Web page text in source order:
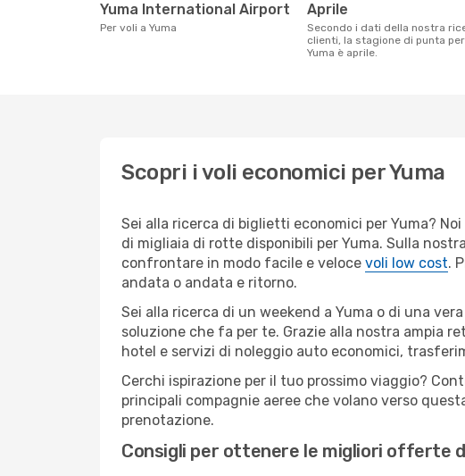
Yuma International Airport
Per voli a Yuma
aprile
Secondo i dati della nostra ricerca
clienti, la stagione di punta
Yuma è aprile.
Scopri i voli economici per Yuma
Sei alla ricerca di biglietti economici per Yuma?
di migliaia di rotte disponibili per Yuma. Sulla
confrontare in modo facile e veloce voli low cost.
andata o andata e ritorno.
Sei alla ricerca di un weekend a Yuma o di una
soluzione che fa per te. Grazie alla nostra ampia
hotel e servizi di noleggio auto economici,
Cerchi ispirazione per il tuo prossimo viaggio?
principali compagnie aeree che volano verso
prenotazione.
Consigli per ottenere le migliori offerte